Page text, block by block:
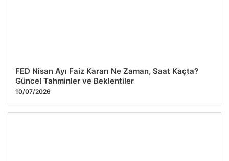
FED Nisan Ayı Faiz Kararı Ne Zaman, Saat Kaçta?
Güncel Tahminler ve Beklentiler
10/07/2026